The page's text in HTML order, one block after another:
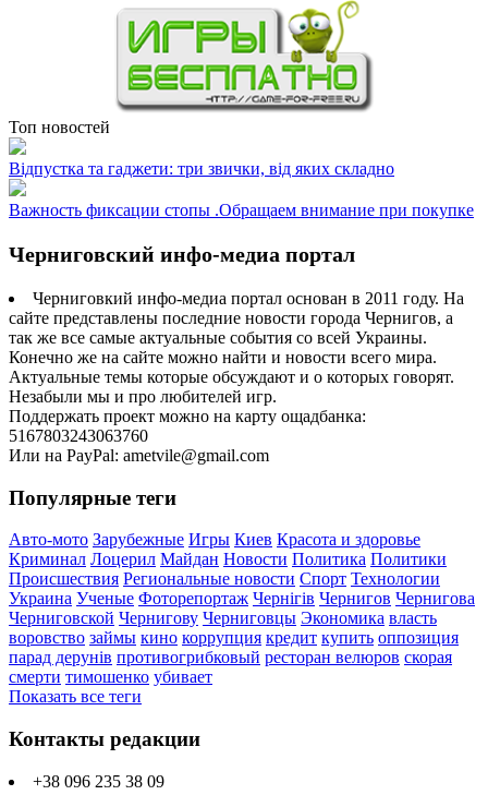
Топ новостей
Відпустка та гаджети: три звички, від яких складно
Важность фиксации стопы .Обращаем внимание при покупке
Черниговский инфо-медиа портал
Черниговкий инфо-медиа портал основан в 2011 году. На
сайте представлены последние новости города Чернигов, а
так же все самые актуальные события со всей Украины.
Конечно же на сайте можно найти и новости всего мира.
Актуальные темы которые обсуждают и о которых говорят.
Незабыли мы и про любителей игр.
Поддержать проект можно на карту ощадбанка:
5167803243063760
Или на PayPal: ametvile@gmail.com
Популярные теги
Авто-мото Зарубежные Игры Киев Красота и здоровье
Криминал Лоцерил Майдан Новости Политика Политики
Происшествия Региональные новости Спорт Технологии
Украина Ученые Фоторепортаж Чернігів Чернигов Чернигова
Черниговской Чернигову Черниговцы Экономика власть
воровство займы кино коррупция кредит купить оппозиция
парад дерунів противогрибковый ресторан велюров скорая
смерти тимошенко убивает
Показать все теги
Контакты редакции
+38 096 235 38 09